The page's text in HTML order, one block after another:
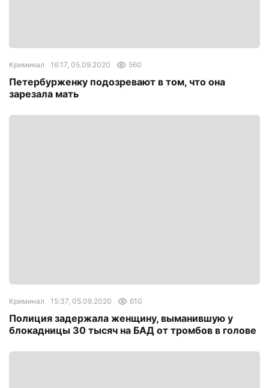
Криминал 16:17, 05.09.2020 560
Петербурженку подозревают в том, что она
зарезала мать
Криминал 15:37, 05.09.2020 610
Полиция задержала женщину, выманившую у
блокадницы 30 тысяч на БАД от тромбов в голове